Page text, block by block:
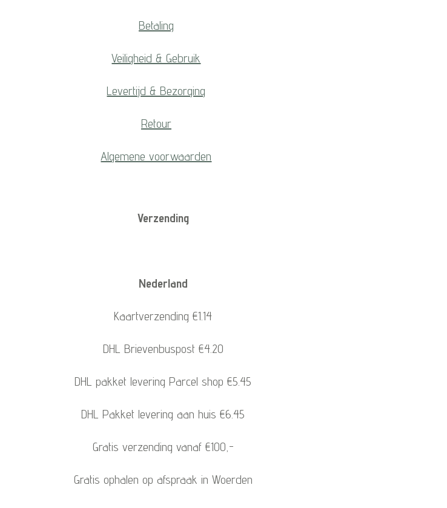
Betaling
Veiligheid & Gebruik
Levertijd & Bezorging
Retour
Algemene voorwaarden
Verzending
Nederland
Kaartverzending €1.14
DHL Brievenbuspost €4.20
DHL pakket levering Parcel shop €5.45
DHL Pakket levering aan huis €6.45
Gratis verzending vanaf €100,-
Gratis ophalen op afspraak in Woerden